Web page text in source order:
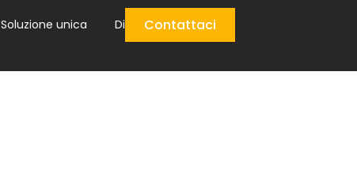
Soluzione unica Di Contattaci